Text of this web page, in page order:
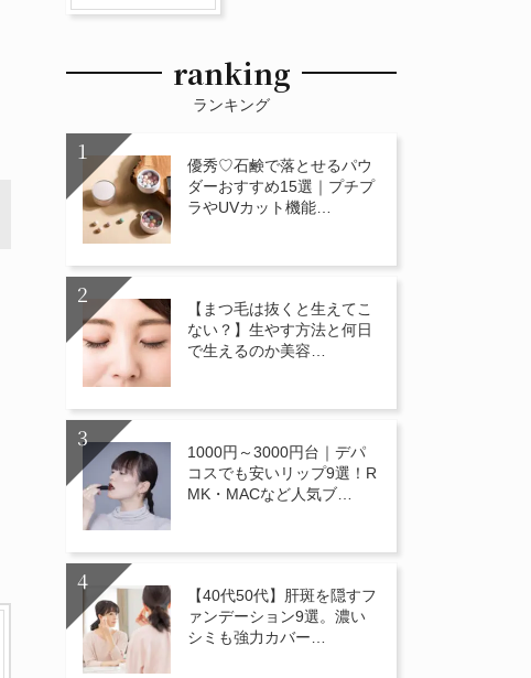
ranking
ランキング
優秀♡石鹸で落とせるパウ
ダーおすすめ15選｜プチプ
ラやUVカット機能…
【まつ毛は抜くと生えてこ
ない？】生やす方法と何日
で生えるのか美容…
1000円～3000円台｜デパ
コスでも安いリップ9選！R
MK・MACなど人気ブ…
【40代50代】肝斑を隠すフ
ァンデーション9選。濃い
シミも強力カバー…